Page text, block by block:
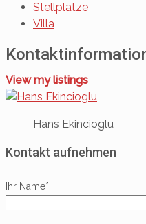
Stellplätze
Villa
View my listings
Hans Ekincioglu
Kontakt aufnehmen
Ihr Name*